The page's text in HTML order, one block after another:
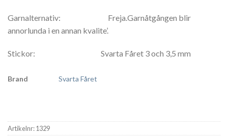
Garnalternativ: Freja.Garnåtgången blir
annorlunda i en annan kvalite’.
Stickor: Svarta Fåret 3 och 3,5 mm
Brand Svarta Fåret
Artikelnr:1329